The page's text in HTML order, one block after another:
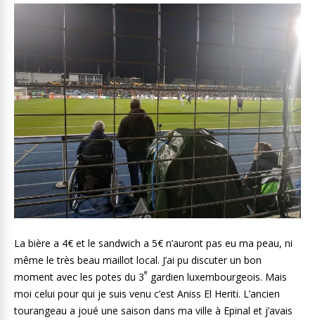
La bière a 4€ et le sandwich a 5€ n’auront pas eu ma peau, ni
même le très beau maillot local. J’ai pu discuter un bon
moment avec les potes du 3e gardien luxembourgeois. Mais
moi celui pour qui je suis venu c’est Aniss El Heriti. L’ancien
tourangeau a joué une saison dans ma ville à Epinal et j’avais